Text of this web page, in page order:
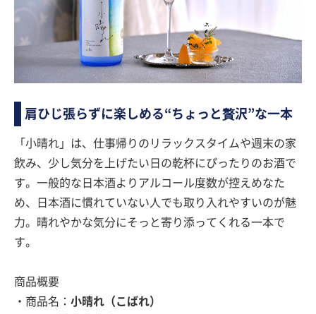
肩ひじ張らずに楽しめる“ちょっと贅沢”な一本
「小晴れ」は、仕事帰りのリラックスタイムや週末の家
飲み、少し気分を上げたい日の乾杯にぴったりのお酒で
す。一般的な日本酒よりアルコール度数が控えめなた
め、日本酒に慣れていない人でも取り入れやすいのが魅
力。晴れやかな気分にそっと寄り添ってくれる一本で
す。
商品概要
・商品名： 小晴れ（こばれ）